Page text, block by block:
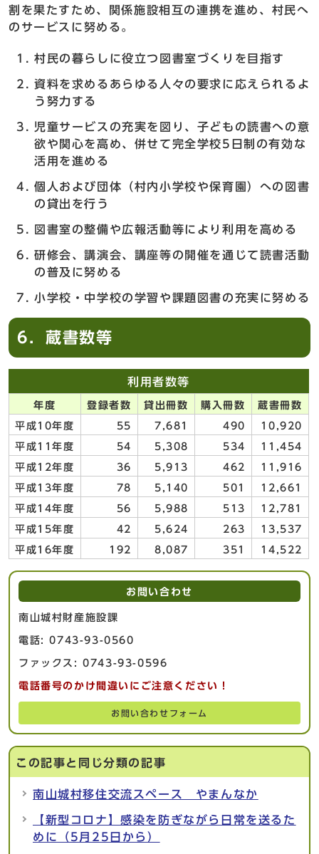
割を果たすため、関係施設相互の連携を進め、村民へ
のサービスに努める。
村民の暮らしに役立つ図書室づくりを目指す
資料を求めるあらゆる人々の要求に応えられるよ
う努力する
児童サービスの充実を図り、子どもの読書への意
欲や関心を高め、併せて完全学校5日制の有効な
活用を進める
個人および団体（村内小学校や保育園）への図書
の貸出を行う
図書室の整備や広報活動等により利用を高める
研修会、講演会、講座等の開催を通じて読書活動
の普及に努める
小学校・中学校の学習や課題図書の充実に努める
6．蔵書数等
利用者数等
年度 登録者数 貸出冊数 購入冊数 蔵書冊数
平成10年度 55 7,681 490 10,920
平成11年度 54 5,308 534 11,454
平成12年度 36 5,913 462 11,916
平成13年度 78 5,140 501 12,661
平成14年度 56 5,988 513 12,781
平成15年度 42 5,624 263 13,537
平成16年度 192 8,087 351 14,522
お問い合わせ
南山城村財産施設課
電話: 0743-93-0560
ファックス: 0743-93-0596
電話番号のかけ間違いにご注意ください！
お問い合わせフォーム
この記事と同じ分類の記事
南山城村移住交流スペース やまんなか
【新型コロナ】感染を防ぎながら日常を送るた
めに（5月25日から）